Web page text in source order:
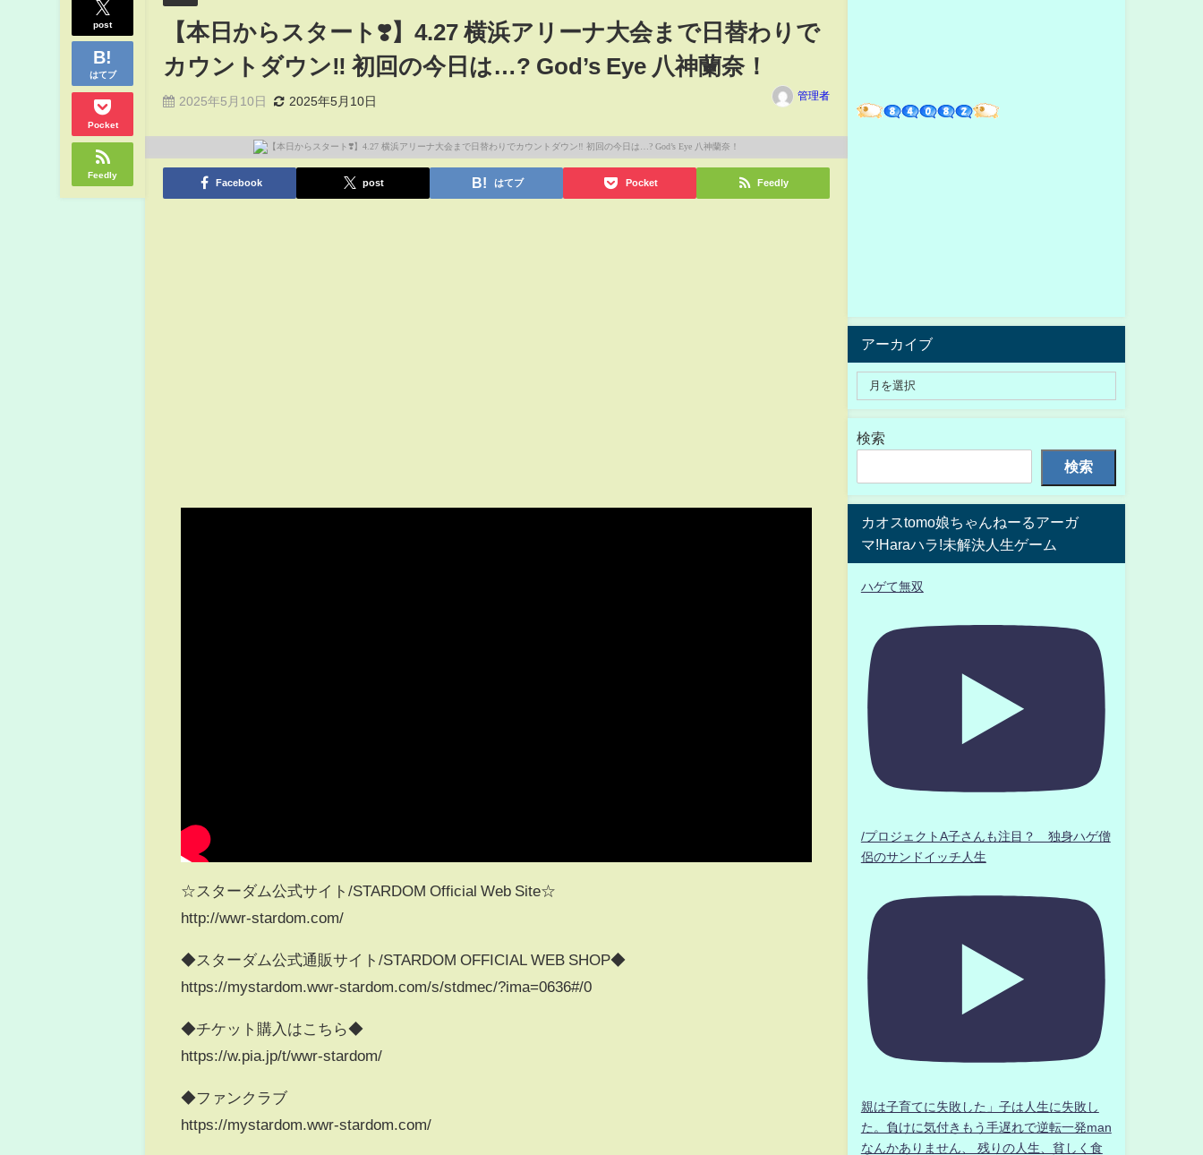
post
はてブ
Pocket
Feedly
【本日からスタート❣️】4.27 横浜アリーナ大会まで日替わりで
カウントダウン‼️ 初回の今日は…? God’s Eye 八神蘭奈！
2025年5月10日 2025年5月10日 管理者
Facebook post はてブ Pocket Feedly
☆スターダム公式サイト/STARDOM Official Web Site☆
http://wwr-stardom.com/
◆スターダム公式通販サイト/STARDOM OFFICIAL WEB SHOP◆
https://mystardom.wwr-stardom.com/s/stdmec/?ima=0636#/0
◆チケット購入はこちら◆
https://w.pia.jp/t/wwr-stardom/
◆ファンクラブ
https://mystardom.wwr-stardom.com/
アーカイブ
検索
検索
カオスtomo娘ちゃんねーるアーガ
マ!Haraハラ!未解決人生ゲーム
ハゲて無双
/プロジェクトA子さんも注目？ 独身ハゲ僧
侶のサンドイッチ人生
親は子育てに失敗した」子は人生に失敗し
た。負けに気付きもう手遅れで逆転一発man
なんかありません、 残りの人生、貧しく食